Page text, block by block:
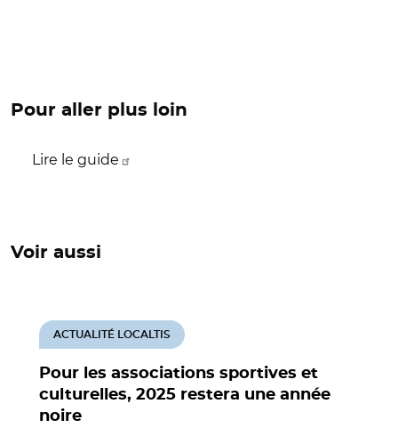
Pour aller plus loin
Lire le guide
Voir aussi
Pour les associations sportives et
culturelles, 2025 restera une année
noire
ACTUALITÉ LOCALTIS